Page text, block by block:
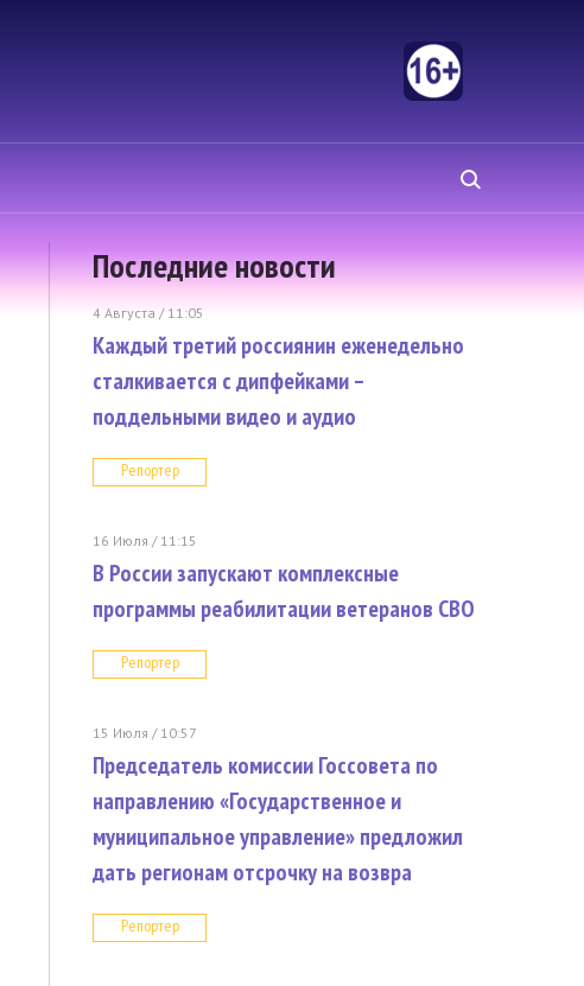
Последние новости
4 Августа / 11:05
Каждый третий россиянин еженедельно
сталкивается с дипфейками –
поддельными видео и аудио
Репортер
16 Июля / 11:15
В России запускают комплексные
программы реабилитации ветеранов СВО
Репортер
15 Июля / 10:57
Председатель комиссии Госсовета по
направлению «Государственное и
муниципальное управление» предложил
дать регионам отсрочку на возвра
Репортер